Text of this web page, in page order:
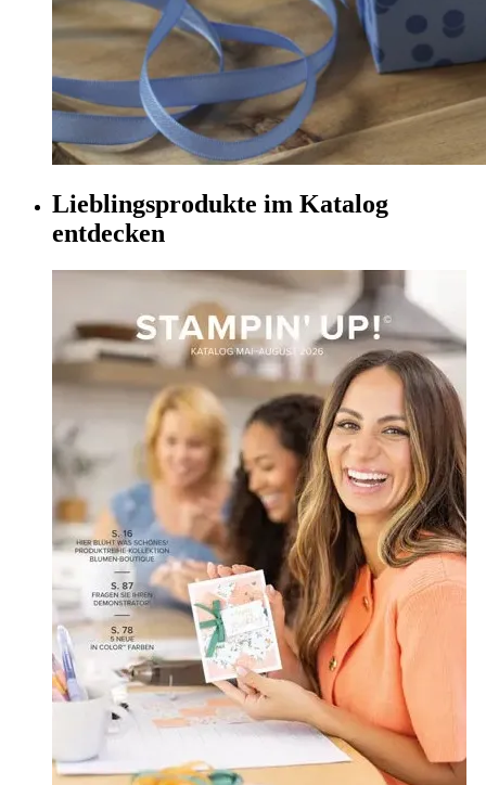
Lieblingsprodukte im Katalog
entdecken